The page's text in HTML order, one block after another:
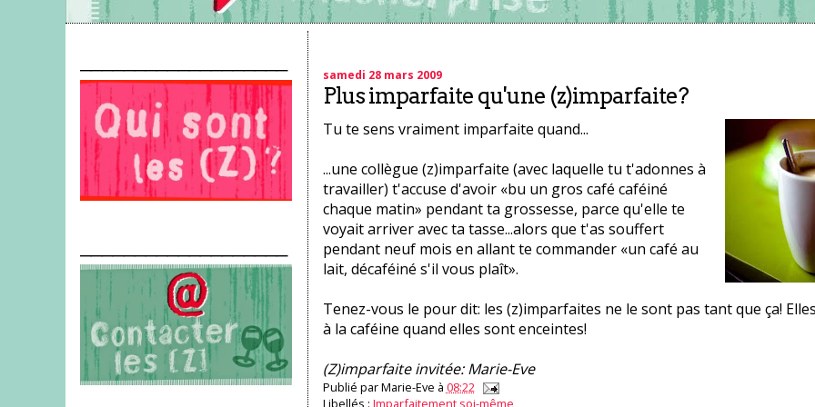
samedi 28 mars 2009
Plus imparfaite qu'une (z)imparfaite?
Tu te sens vraiment imparfaite quand...
...une collègue (z)imparfaite (avec laquelle tu t'adonnes à
travailler) t'accuse d'avoir «bu un gros café caféiné
chaque matin» pendant ta grossesse, parce qu'elle te
voyait arriver avec ta tasse...alors que t'as souffert
pendant neuf mois en allant te commander «un café au
lait, décaféiné s'il vous plaît».
Tenez-vous le pour dit: les (z)imparfaites ne le sont pas tant que ça!
à la caféine quand elles sont enceintes!
(Z)imparfaite invitée: Marie-Eve
Publié parMarie-Eve à 08:22
Libellés : Imparfaitement soi-même